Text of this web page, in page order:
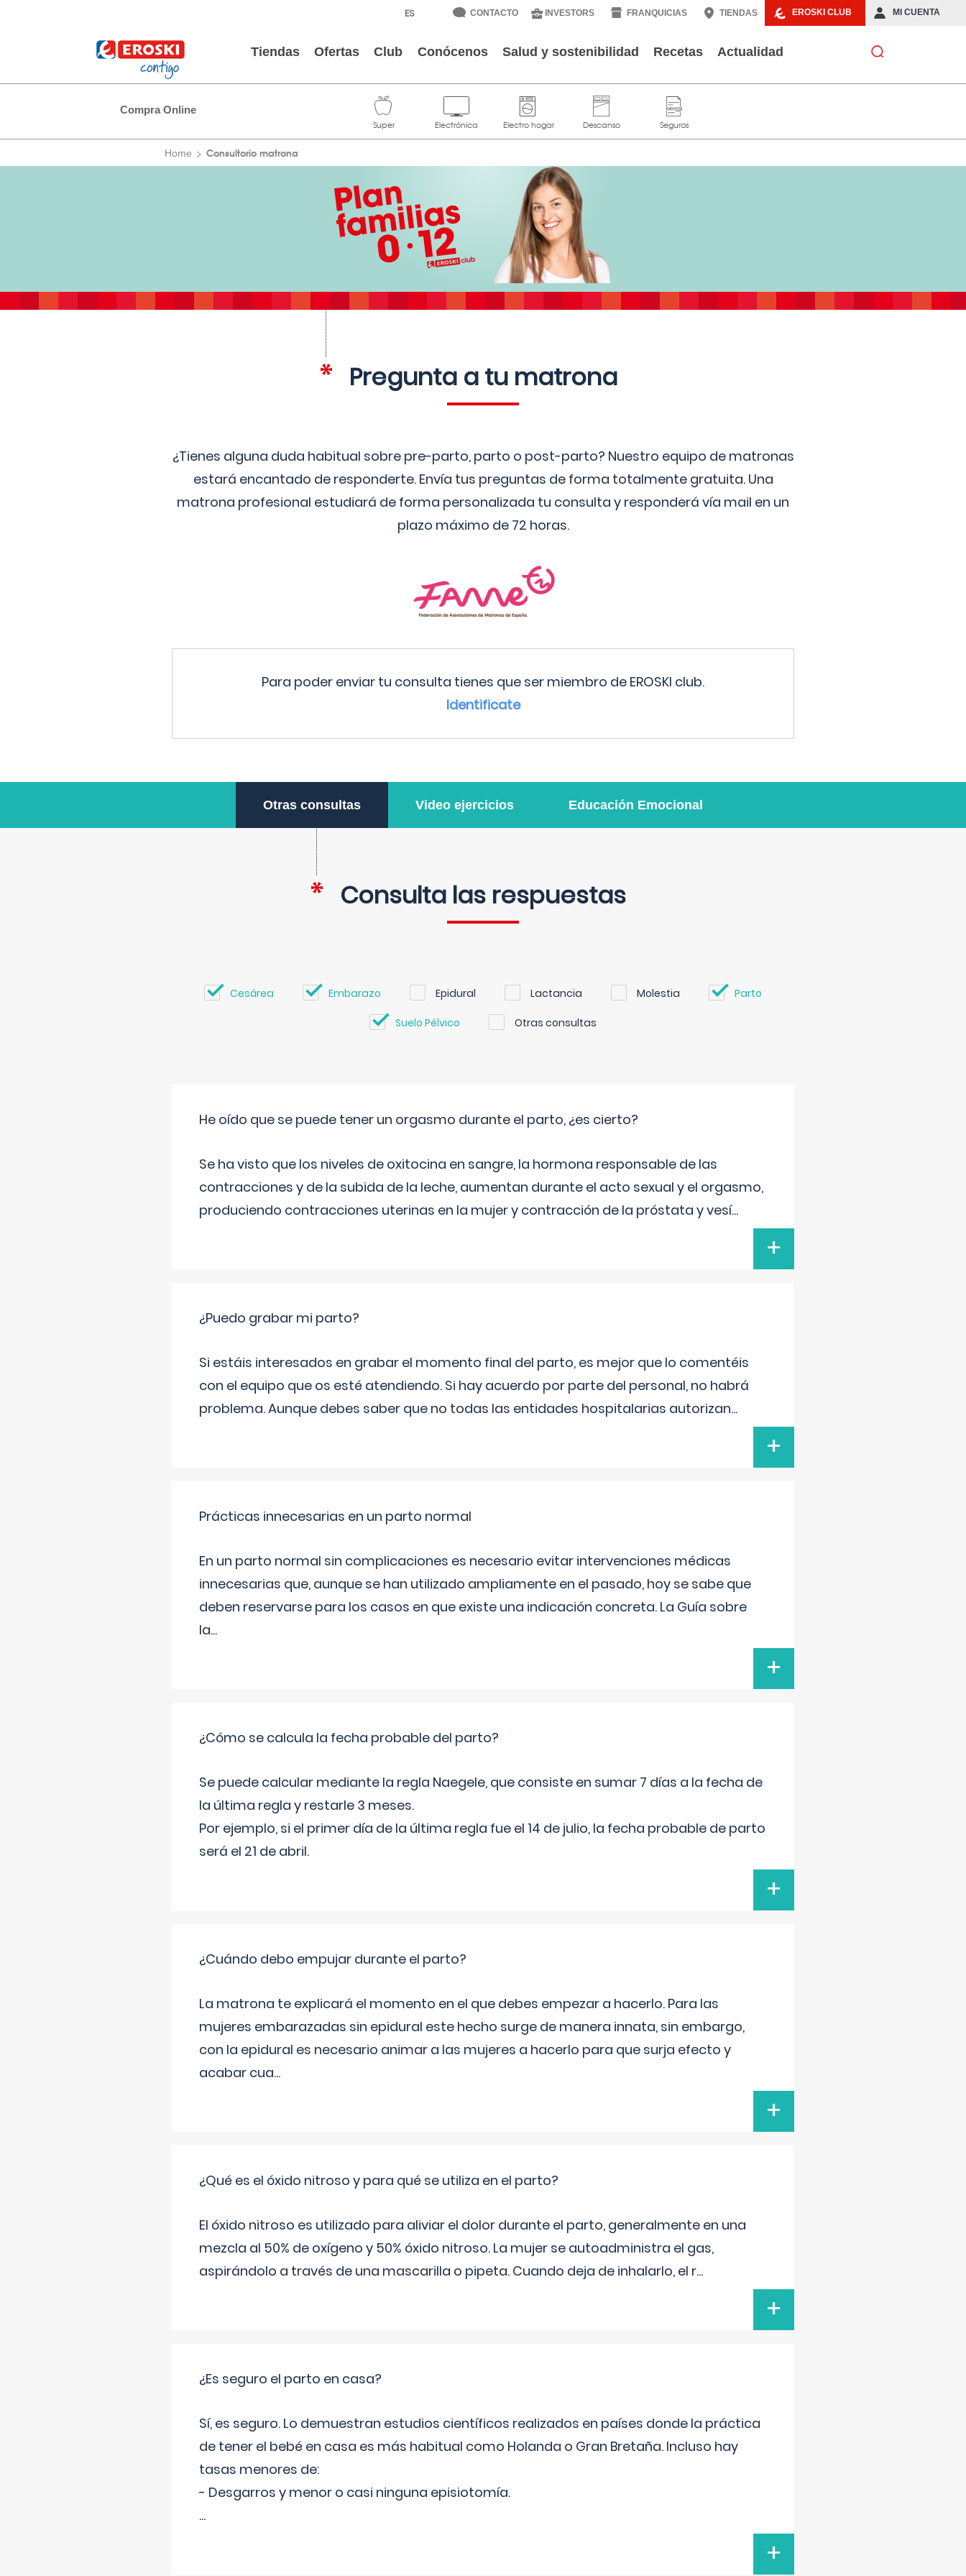
EROSKI CLUB MI CUENTA
CONTACTO INVESTORS FRANQUICIAS TIENDAS
Tiendas Ofertas Club Conócenos Salud y sostenibilidad Recetas Actualidad
Compra Online
Home Consultorio matrona
Pregunta a tu matrona
¿Tienes alguna duda habitual sobre pre-parto, parto o post-parto? Nuestro equipo de matronas
estará encantado de responderte. Envía tus preguntas de forma totalmente gratuita. Una
matrona profesional estudiará de forma personalizada tu consulta y responderá vía mail en un
plazo máximo de 72 horas.
Para poder enviar tu consulta tienes que ser miembro de EROSKI club.
Identificate
Otras consultas Video ejercicios Educación Emocional
Consulta las respuestas
Cesárea Embarazo Epidural Lactancia Molestia Parto
Suelo Pélvico Otras consultas
He oído que se puede tener un orgasmo durante el parto, ¿es cierto?
Se ha visto que los niveles de oxitocina en sangre, la hormona responsable de las
contracciones y de la subida de la leche, aumentan durante el acto sexual y el orgasmo,
produciendo contracciones uterinas en la mujer y contracción de la próstata y vesí...
+
¿Puedo grabar mi parto?
Si estáis interesados en grabar el momento final del parto, es mejor que lo comentéis
con el equipo que os esté atendiendo. Si hay acuerdo por parte del personal, no habrá
problema. Aunque debes saber que no todas las entidades hospitalarias autorizan...
+
Prácticas innecesarias en un parto normal
En un parto normal sin complicaciones es necesario evitar intervenciones médicas
innecesarias que, aunque se han utilizado ampliamente en el pasado, hoy se sabe que
deben reservarse para los casos en que existe una indicación concreta. La Guía sobre
la...
+
¿Cómo se calcula la fecha probable del parto?
Se puede calcular mediante la regla Naegele, que consiste en sumar 7 días a la fecha de
la última regla y restarle 3 meses.
Por ejemplo, si el primer día de la última regla fue el 14 de julio, la fecha probable de parto
será el 21 de abril.
+
¿Cuándo debo empujar durante el parto?
La matrona te explicará el momento en el que debes empezar a hacerlo. Para las
mujeres embarazadas sin epidural este hecho surge de manera innata, sin embargo,
con la epidural es necesario animar a las mujeres a hacerlo para que surja efecto y
acabar cua...
+
¿Qué es el óxido nitroso y para qué se utiliza en el parto?
El óxido nitroso es utilizado para aliviar el dolor durante el parto, generalmente en una
mezcla al 50% de oxígeno y 50% óxido nitroso. La mujer se autoadministra el gas,
aspirándolo a través de una mascarilla o pipeta. Cuando deja de inhalarlo, el r...
+
¿Es seguro el parto en casa?
Sí, es seguro. Lo demuestran estudios científicos realizados en países donde la práctica
de tener el bebé en casa es más habitual como Holanda o Gran Bretaña. Incluso hay
tasas menores de:
- Desgarros y menor o casi ninguna episiotomía.
...
+